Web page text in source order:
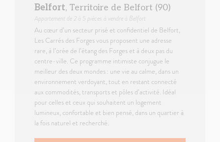
Belfort, Territoire de Belfort (90)
Appartement de 2 à 5 pièces à vendre à Belfort
Au cœur d’un secteur prisé et confidentiel de Belfort,
Les Carrés des Forges vous proposent une adresse
rare, à l’orée de l’étang des Forges et à deux pas du
centre-ville. Ce programme intimiste conjugue le
meilleur des deux mondes : une vie au calme, dans un
environnement verdoyant, tout en restant connecté
aux commodités, transports et pôles d’activité. Idéal
pour celles et ceux qui souhaitent un logement
lumineux, confortable et bien pensé, dans un quartier à
la fois naturel et recherché.